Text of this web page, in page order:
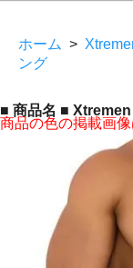
ホーム >
ング
■ 商品名 ■
商品の色の掲載画像